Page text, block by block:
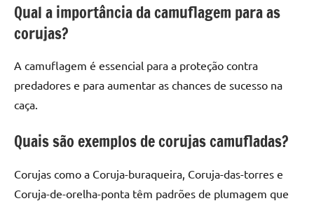
Qual a importância da camuflagem para as
corujas?
A camuflagem é essencial para a proteção contra
predadores e para aumentar as chances de sucesso na
caça.
Quais são exemplos de corujas camufladas?
Corujas como a Coruja-buraqueira, Coruja-das-torres e
Coruja-de-orelha-ponta têm padrões de plumagem que